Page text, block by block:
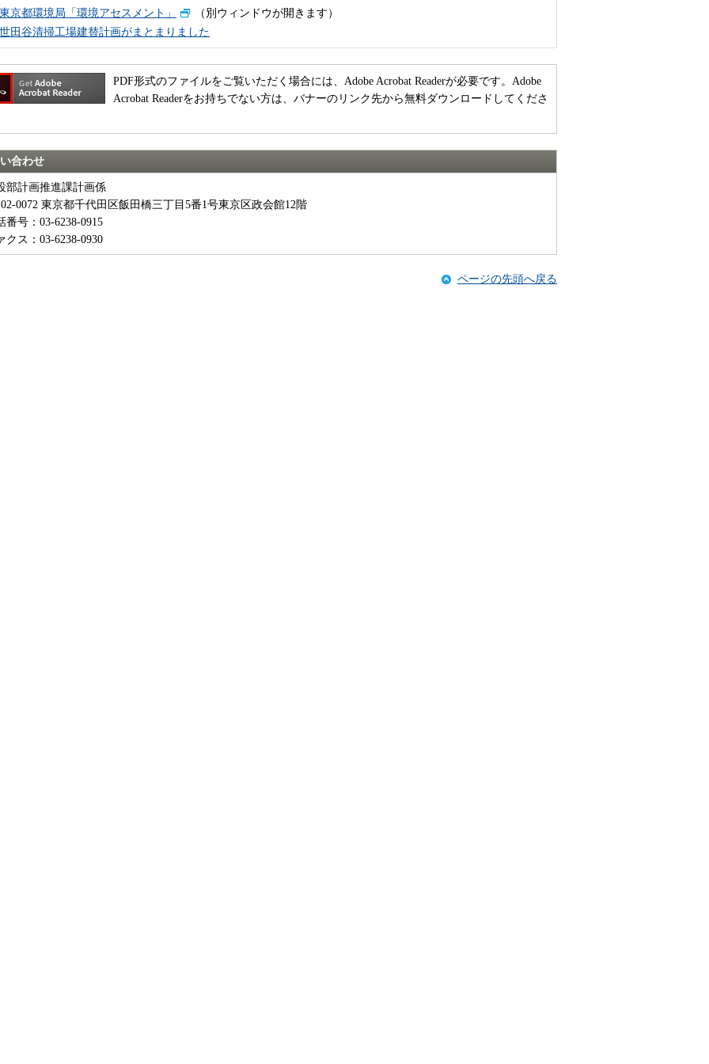
東京都環境局「環境アセスメント」
（別ウィンドウが開きます）
世田谷清掃工場建替計画がまとまりました
PDF形式のファイルをご覧いただく場合には、Adobe Acrobat Readerが必要です。Adobe
Acrobat Readerをお持ちでない方は、バナーのリンク先から無料ダウンロードしてくださ
合わせ
部計画推進課計画係
0072 東京都千代田区飯田橋三丁目5番1号東京区政会館12階
番号：03-6238-0915
クス：03-6238-0930
ページの先頭へ戻る